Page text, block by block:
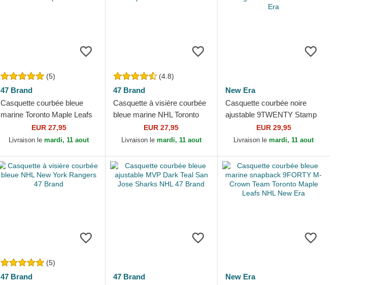
(5)
47 Brand
Casquette courbée bleue
marine Toronto Maple Leafs
NHL Clean Up 47 Brand
EUR 27,95
Livraison lemardi, 11 aout
(4.8)
47 Brand
Casquette à visière courbée
bleue marine NHL Toronto
Maple Leafs 47 Brand
EUR 27,95
Livraison le mardi, 11 aout
New Era
Casquette courbée noire
ajustable 9TWENTY Stamp
Chicago Blackhawks NHL
New Era
EUR 29,95
Livraison lemardi, 11 aout
(5)
47 Brand
47 Brand
New Era